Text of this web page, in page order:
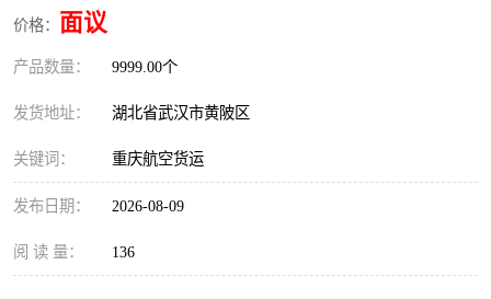
价格： 面议
产品数量： 9999.00个
发货地址： 湖北省武汉市黄陂区
关键词： 重庆航空货运
发布日期： 2026-08-09
阅 读 量： 136